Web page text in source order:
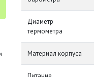
Диаметр
термометра
Материал корпуса